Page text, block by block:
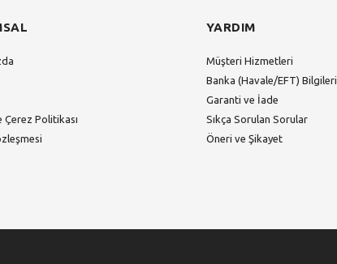
Çerez Politikası
YARDIM
Müşteri Hizmetleri
Banka (Havale/EFT) Bilgileri
Garanti ve İade
Sıkça Sorulan Sorular
Öneri ve Şikayet